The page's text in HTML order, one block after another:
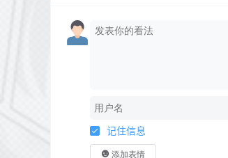
记住信息
添加表情